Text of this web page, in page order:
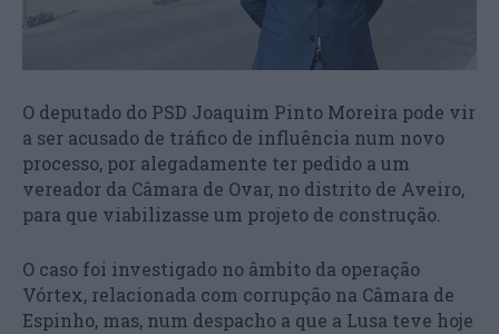
O deputado do PSD Joaquim Pinto Moreira pode vir
a ser acusado de tráfico de influência num novo
processo, por alegadamente ter pedido a um
vereador da Câmara de Ovar, no distrito de Aveiro,
para que viabilizasse um projeto de construção.
O caso foi investigado no âmbito da operação
Vórtex, relacionada com corrupção na Câmara de
Espinho, mas, num despacho a que a Lusa teve hoje